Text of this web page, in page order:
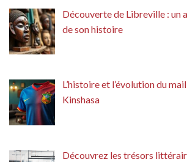
Découverte de Libreville : un
de son histoire
L’histoire et l’évolution du
Kinshasa
Découvrez les trésors